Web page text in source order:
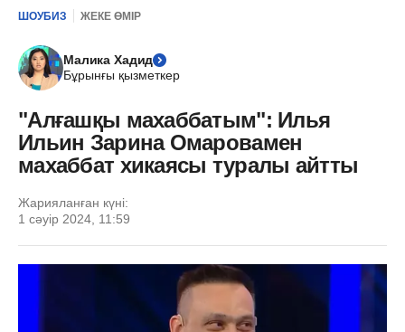
ШОУБИЗ ЖЕКЕ ӨМІР
Малика Хадид
Бұрынғы қызметкер
"Алғашқы махаббатым": Илья
Ильин Зарина Омаровамен
махаббат хикаясы туралы айтты
Жарияланған күні:
1 сәуір 2024, 11:59